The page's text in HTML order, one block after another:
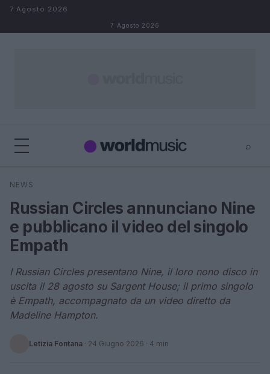
Salta al contenuto
7 Agosto 2026
7 Agosto 2026
⌕
Cerca
NEWS
Russian Circles annunciano Nine
e pubblicano il video del singolo
Empath
I Russian Circles presentano Nine, il loro nono disco in
uscita il 28 agosto su Sargent House; il primo singolo
è Empath, accompagnato da un video diretto da
Madeline Hampton.
Letizia Fontana · 24 Giugno 2026 · 4 min